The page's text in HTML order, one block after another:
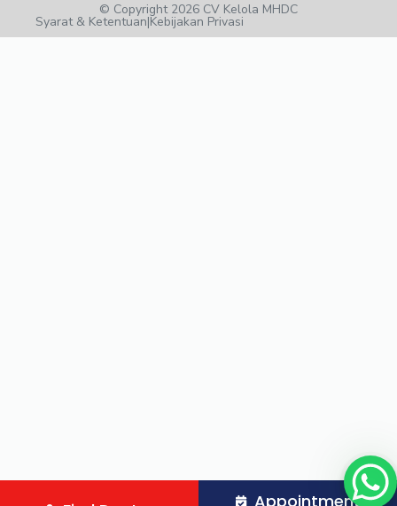
© Copyright 2026 CV Kelola MHDC
Syarat & Ketentuan|Kebijakan Privasi
Appointment